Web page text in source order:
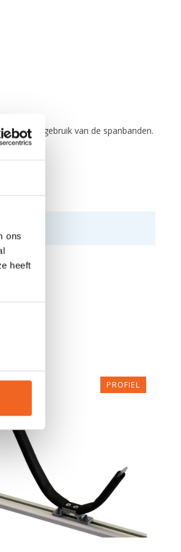
ons
heeft
bij gebruik van de spanbanden.
PROFIEL